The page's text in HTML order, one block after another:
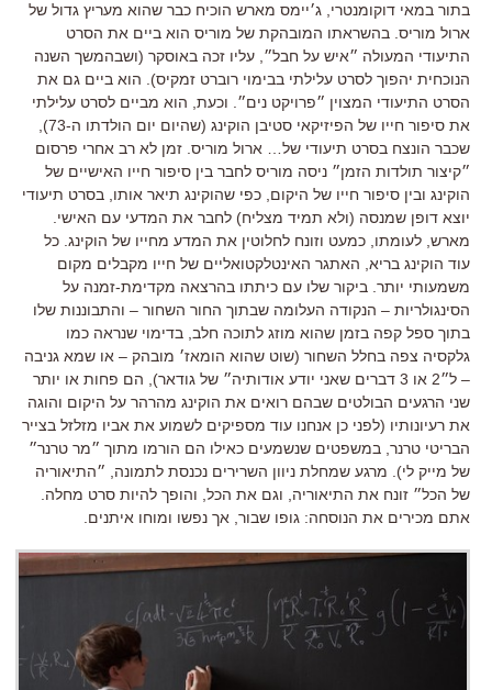
בתור במאי דוקומנטרי, ג׳יימס מארש הוכיח כבר שהוא מעריץ גדול של
ארול מוריס. בהשראתו המובהקת של מוריס הוא ביים את הסרט
התיעודי המעולה ״איש על חבל״, עליו זכה באוסקר (ושבהמשך השנה
הנוכחית יהפוך לסרט עלילתי בבימוי רוברט זמקיס). הוא ביים גם את
הסרט התיעודי המצוין ״פרויקט נים״. וכעת, הוא מביים לסרט עלילתי
את סיפור חייו של הפיזיקאי סטיבן הוקינג (שהיום יום הולדתו ה-73),
שכבר הונצח בסרט תיעודי של… ארול מוריס. זמן לא רב אחרי פרסום
״קיצור תולדות הזמן״ ניסה מוריס לחבר בין סיפור חייו האישיים של
הוקינג ובין סיפור חייו של היקום, כפי שהוקינג תיאר אותו, בסרט תיעודי
יוצא דופן שמנסה (ולא תמיד מצליח) לחבר את המדעי עם האישי.
מארש, לעומתו, כמעט וזונח לחלוטין את המדע מחייו של הוקינג. כל
עוד הוקינג בריא, האתגר האינטלקטואליים של חייו מקבלים מקום
משמעותי יותר. ביקור שלו עם כיתתו בהרצאה מקדימת-זמנה על
הסינגולריות – הנקודה העלומה שבתוך החור השחור – והתבוננות שלו
בתוך ספל קפה בזמן שהוא מוזג לתוכה חלב, בדימוי שנראה כמו
גלקסיה צפה בחלל השחור (שוט שהוא הומאז׳ מובהק – או שמא גניבה
– ל״2 או 3 דברים שאני יודע אודותיה״ של גודאר), הם פחות או יותר
שני הרגעים הבולטים שבהם רואים את הוקינג מהרהר על היקום והוגה
את רעיונותיו (לפני כן אנחנו עוד מספיקים לשמוע את אביו מזלזל בצייר
הבריטי טרנר, במשפטים שנשמעים כאילו הם הורמו מתוך ״מר טרנר״
של מייק לי). מרגע שמחלת ניוון השרירים נכנסת לתמונה, ״התיאוריה
של הכל״ זונח את התיאוריה, וגם את הכל, והופך להיות סרט מחלה.
אתם מכירים את הנוסחה: גופו שבור, אך נפשו ומוחו איתנים.